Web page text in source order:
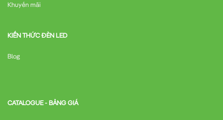
Khuyến mãi
KIẾN THỨC ĐÈN LED
Blog
CATALOGUE - BẢNG GIÁ